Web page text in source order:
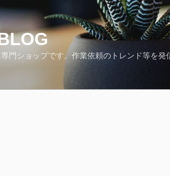
門ショップです。作業依頼のトレンド等を発